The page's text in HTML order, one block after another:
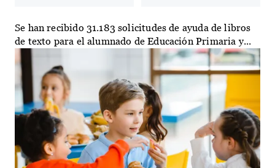
Se han recibido 31.183 solicitudes de ayuda de libros
de texto para el alumnado de Educación Primaria y...